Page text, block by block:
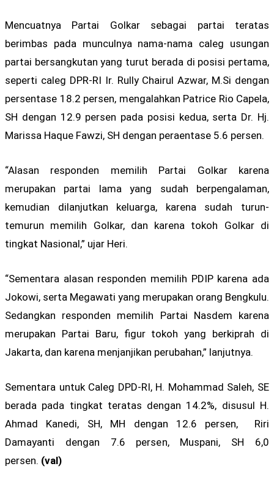
Mencuatnya Partai Golkar sebagai partai teratas
berimbas pada munculnya nama-nama caleg usungan
partai bersangkutan yang turut berada di posisi pertama,
seperti caleg DPR-RI Ir. Rully Chairul Azwar, M.Si dengan
persentase 18.2 persen, mengalahkan Patrice Rio Capela,
SH dengan 12.9 persen pada posisi kedua, serta Dr. Hj.
Marissa Haque Fawzi, SH dengan peraentase 5.6 persen.
“Alasan responden memilih Partai Golkar karena
merupakan partai lama yang sudah berpengalaman,
kemudian dilanjutkan keluarga, karena sudah turun-
temurun memilih Golkar, dan karena tokoh Golkar di
tingkat Nasional,” ujar Heri.
“Sementara alasan responden memilih PDIP karena ada
Jokowi, serta Megawati yang merupakan orang Bengkulu.
Sedangkan responden memilih Partai Nasdem karena
merupakan Partai Baru, figur tokoh yang berkiprah di
Jakarta, dan karena menjanjikan perubahan,” lanjutnya.
Sementara untuk Caleg DPD-RI, H. Mohammad Saleh, SE
berada pada tingkat teratas dengan 14.2%, disusul H.
Ahmad Kanedi, SH, MH dengan 12.6 persen, Riri
Damayanti dengan 7.6 persen, Muspani, SH 6,0
persen. (val)